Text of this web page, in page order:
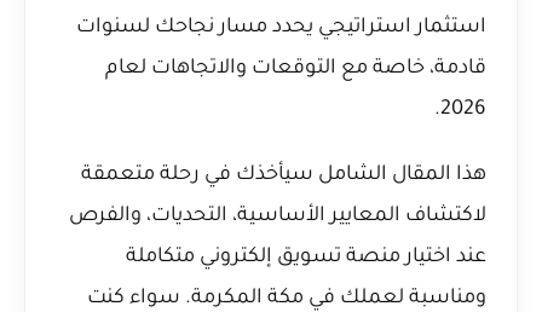
استثمار استراتيجي يحدد مسار نجاحك لسنوات
قادمة، خاصة مع التوقعات والاتجاهات لعام
2026.
هذا المقال الشامل سيأخذك في رحلة متعمقة
لاكتشاف المعايير الأساسية، التحديات، والفرص
عند اختيار منصة تسويق إلكتروني متكاملة
ومناسبة لعملك في مكة المكرمة. سواء كنت